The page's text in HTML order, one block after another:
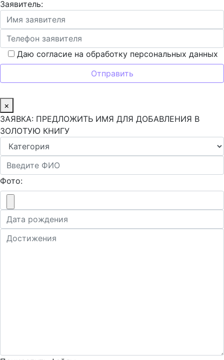
Заявитель:
Даю согласие на обработку персональных данных
×
ЗАЯВКА: ПРЕДЛОЖИТЬ ИМЯ ДЛЯ ДОБАВЛЕНИЯ В
ЗОЛОТУЮ КНИГУ
Фото: